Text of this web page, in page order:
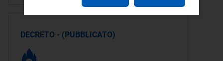
DECRETO - (PUBBLICATO)